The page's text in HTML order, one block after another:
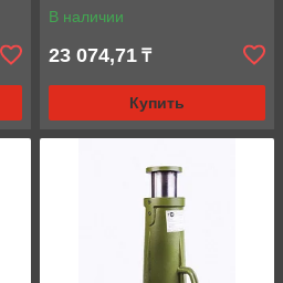
В наличии
23 074,71 ₸
Купить